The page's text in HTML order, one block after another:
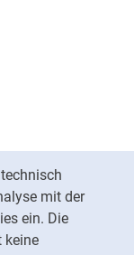
mit der
ein. Die
keine